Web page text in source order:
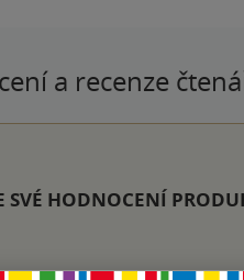
a recenze
SVÉ HODNOCENÍ